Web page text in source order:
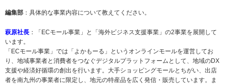
編集部 ：具体的な事業内容について教えてください。
萩原社長 ：「ECモール事業」と「海外ビジネス支援事業」の2事業を展開して
います。
「ECモール事業」では「よかもーる」というオンラインモールを運営してお
り、地域事業者と消費者をつなぐデジタルプラットフォームとして、地域のDX
支援や経済好循環の創出を行います。大手ショッピングモールとちがい、出店
者を南九州の事業者に限定し、地元の特産品を広く発信・販売しています。ま